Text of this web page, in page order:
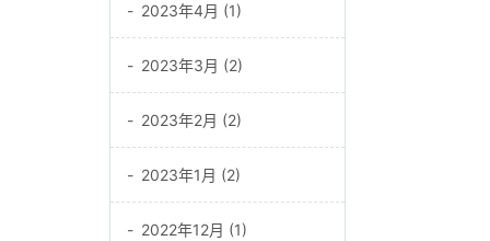
2023年4月 (1)
2023年3月 (2)
2023年2月 (2)
2023年1月 (2)
2022年12月 (1)